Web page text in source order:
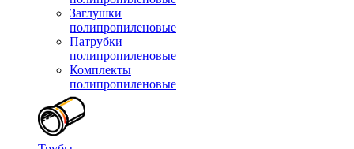
Заглушки
полипропиленовые
Патрубки
полипропиленовые
Комплекты
полипропиленовые